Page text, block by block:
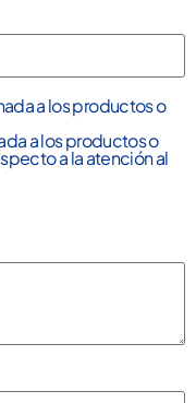
a los productos o
a los productos o
a la atención al